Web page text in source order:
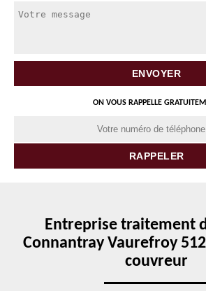
ON VOUS RAPPELLE
Entreprise traitement
Connantray Vaurefroy
couvreur